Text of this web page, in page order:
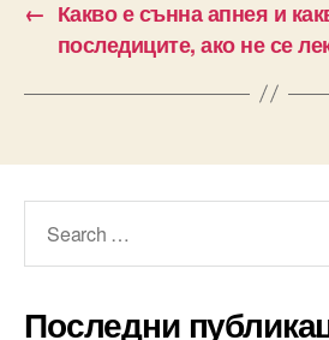
← Какво е сънна апнея и
последиците, ако не се
Последни